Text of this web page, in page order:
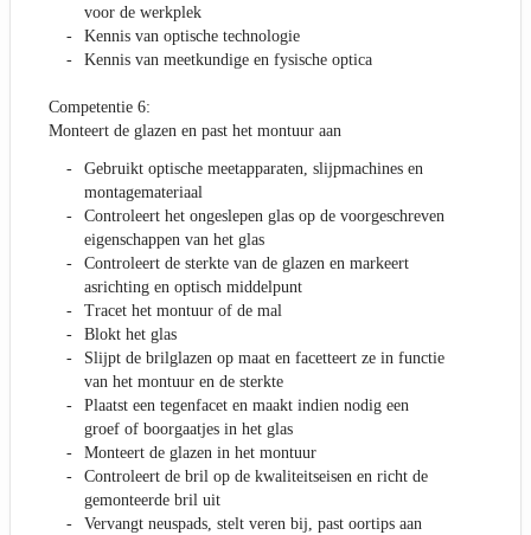
voor de werkplek
Kennis van optische technologie
Kennis van meetkundige en fysische optica
Competentie 6:
Monteert de glazen en past het montuur aan
Gebruikt optische meetapparaten, slijpmachines en
montagemateriaal
Controleert het ongeslepen glas op de voorgeschreven
eigenschappen van het glas
Controleert de sterkte van de glazen en markeert
asrichting en optisch middelpunt
Tracet het montuur of de mal
Blokt het glas
Slijpt de brilglazen op maat en facetteert ze in functie
van het montuur en de sterkte
Plaatst een tegenfacet en maakt indien nodig een
groef of boorgaatjes in het glas
Monteert de glazen in het montuur
Controleert de bril op de kwaliteitseisen en richt de
gemonteerde bril uit
Vervangt neuspads, stelt veren bij, past oortips aan